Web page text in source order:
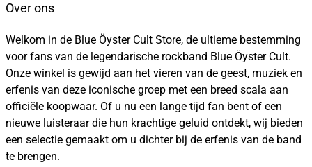
Over ons
Welkom in de Blue Öyster Cult Store, de ultieme bestemming
voor fans van de legendarische rockband Blue Öyster Cult.
Onze winkel is gewijd aan het vieren van de geest, muziek en
erfenis van deze iconische groep met een breed scala aan
officiële koopwaar. Of u nu een lange tijd fan bent of een
nieuwe luisteraar die hun krachtige geluid ontdekt, wij bieden
een selectie gemaakt om u dichter bij de erfenis van de band
te brengen.